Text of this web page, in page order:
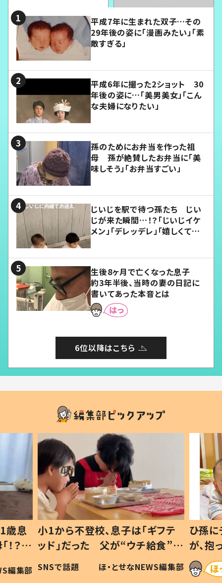
平成7年に生まれた双子…その
29年後の姿に「漫画みたい」「素
敵すぎる」
平成6年に撮った2ショット 30
年後の姿に…「美男美女」「こん
な夫婦になりたい」
孫のためにお弁当を作った祖
母 孫が絶賛したお弁当に「美
味しそう」「お弁当すごい」
じいじを駅で待つ孫たち じい
じが来た瞬間…！？「じいじイケ
メン」「デレッデレ」「嬉しくて可
生後8ヶ月で亡くなった息子
約3年半後、当時の妻の日記に
書いてあった本音とは
6位以降はこちら
歳息
？」
編集部
小1から不登校、息子は「ギフテ
ッド」だった 父が“ウチ給食”を
作り続ける理由とは #令和の親
#令和の子
SNSで話題 ほ・とせなNEWS編集部
ひ孫
が、
「涙が
い」